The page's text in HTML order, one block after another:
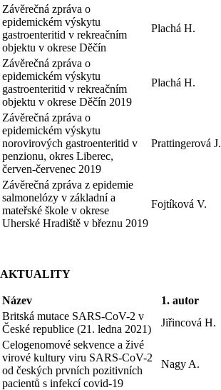
Závěrečná zpráva o
epidemickém výskytu
gastroenteritid v rekreačním
objektu v okrese Děčín
Plachá H.
Závěrečná zpráva o
epidemickém výskytu
gastroenteritid v rekreačním
objektu v okrese Děčín 2019
Plachá H.
Závěrečná zpráva o
epidemickém výskytu
norovirových gastroenteritid v
penzionu, okres Liberec,
červen-červenec 2019
Prattingerová J.
Závěrečná zpráva z epidemie
salmonelózy v základní a
mateřské škole v okrese
Uherské Hradiště v březnu 2019
Fojtíková V.
AKTUALITY
Název 1. autor
Britská mutace SARS-CoV-2 v
České republice (21. ledna 2021)
Jiřincová H.
Celogenomové sekvence a živé
virové kultury viru SARS-CoV-2
od českých prvních pozitivních
pacientů s infekcí covid-19
Nagy A.